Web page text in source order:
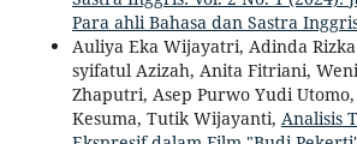
Para ahli Bahasa dan Sastra
Auliya Eka Wijayatri, Adinda
syifatul Azizah, Anita Fitriani,
Zhaputri, Asep Purwo Yudi Utomo,
Kesuma, Tutik Wijayanti, Analisis